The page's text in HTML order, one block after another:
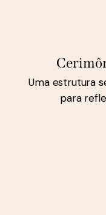
Uma estrutura
para